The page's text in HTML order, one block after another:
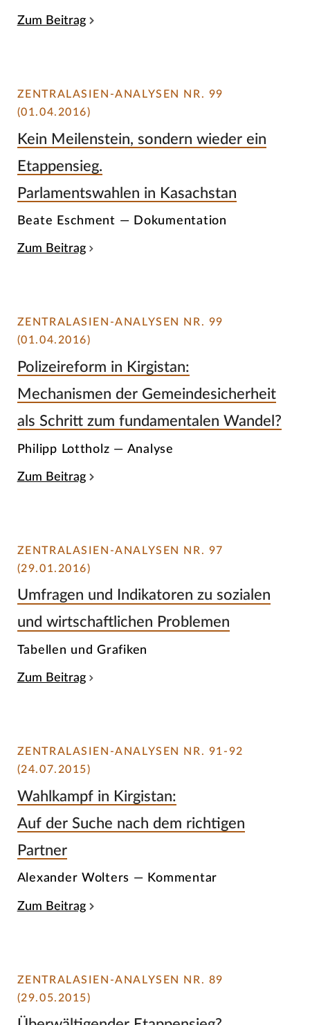
Zum Beitrag
ZENTRALASIEN-ANALYSEN NR. 99
(01.04.2016)
Kein Meilenstein, sondern wieder ein
Etappensieg.
Parlamentswahlen in Kasachstan
Beate Eschment — Dokumentation
Zum Beitrag
ZENTRALASIEN-ANALYSEN NR. 99
(01.04.2016)
Polizeireform in Kirgistan:
Mechanismen der Gemeindesicherheit
als Schritt zum fundamentalen Wandel?
Philipp Lottholz — Analyse
Zum Beitrag
ZENTRALASIEN-ANALYSEN NR. 97
(29.01.2016)
Umfragen und Indikatoren zu sozialen
und wirtschaftlichen Problemen
Tabellen und Grafiken
Zum Beitrag
ZENTRALASIEN-ANALYSEN NR. 91-92
(24.07.2015)
Wahlkampf in Kirgistan:
Auf der Suche nach dem richtigen
Partner
Alexander Wolters — Kommentar
Zum Beitrag
ZENTRALASIEN-ANALYSEN NR. 89
(29.05.2015)